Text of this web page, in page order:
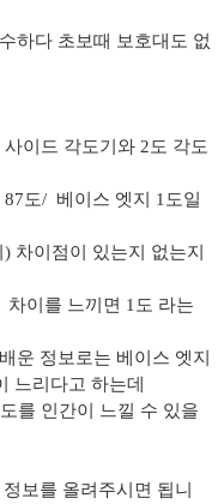
하다 초보때 보호대도 없
이드 각도기와 2도 각도
도/ 베이스 엣지 1도일
차이점이 있는지 없는지
이를 느끼면 1도 라는
운 정보로는 베이스 엣지
느리다고 하는데
를 인간이 느낄 수 있을
보를 올려주시면 됩니